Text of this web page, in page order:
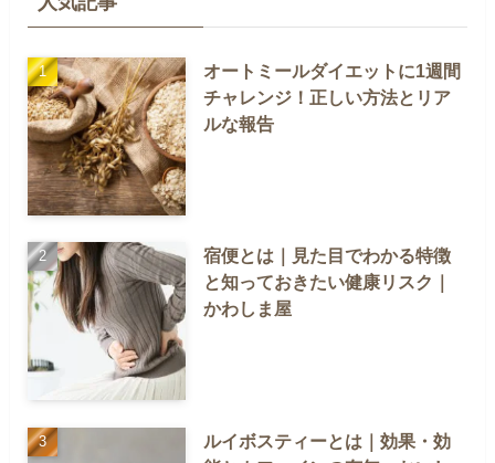
オートミールダイエットに1週間
チャレンジ！正しい方法とリア
ルな報告
宿便とは｜見た目でわかる特徴
と知っておきたい健康リスク｜
かわしま屋
ルイボスティーとは｜効果・効